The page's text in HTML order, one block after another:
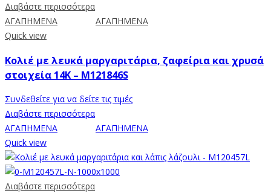
Διαβάστε περισσότερα
ΑΓΑΠΗΜΕΝΑ
ΑΓΑΠΗΜΕΝΑ
Quick view
Κολιέ με λευκά μαργαριτάρια, ζαφείρια και χρυσά
στοιχεία 14K – M121846S
Συνδεθείτε για να δείτε τις τιμές
Διαβάστε περισσότερα
ΑΓΑΠΗΜΕΝΑ
ΑΓΑΠΗΜΕΝΑ
Quick view
Διαβάστε περισσότερα